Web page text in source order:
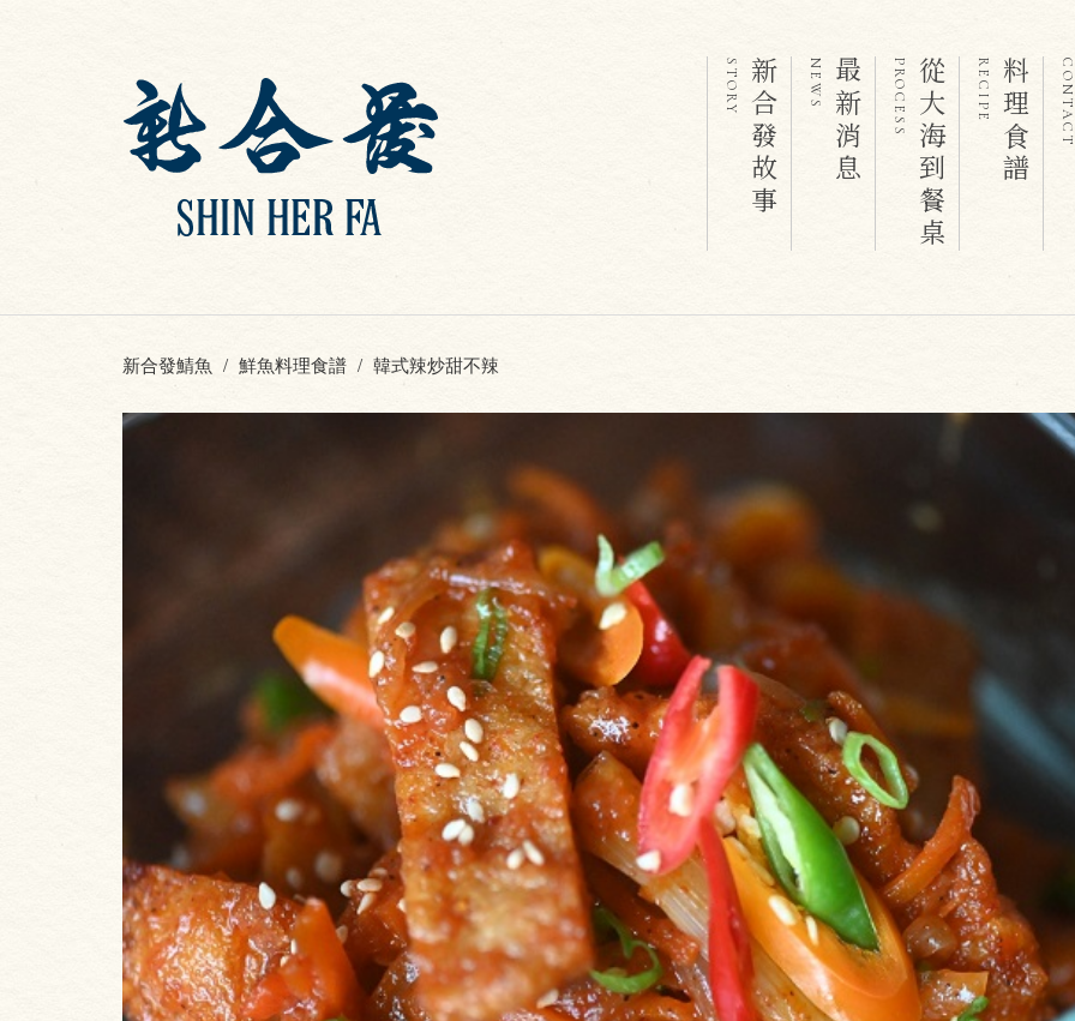
STORY 新合發故事 NEWS 最新消息 PROCESS從大海到餐桌 RECIPE 料理食譜 CONTACT
新合發鯖魚 鮮魚料理食譜 韓式辣炒甜不辣